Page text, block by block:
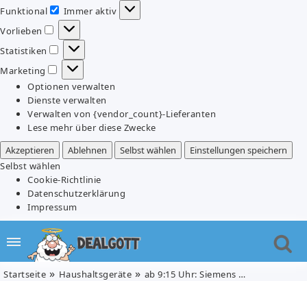
Funktional
Funktional
Immer aktiv
Vorlieben
Vorlieben
Statistiken
Statistiken
Marketing
Marketing
Optionen verwalten
Dienste verwalten
Verwalten von {vendor_count}-Lieferanten
Lese mehr über diese Zwecke
Akzeptieren
Ablehnen Selbst wählen
Einstellungen speichern
Selbst wählen
Cookie-Richtlinie
Datenschutzerklärung
Impressum
Startseite Haushaltsgeräte ab 9:15 Uhr: Siemens TW86104 Wasserkocher / 2400 Watt max. / 1,5l für 53,99€